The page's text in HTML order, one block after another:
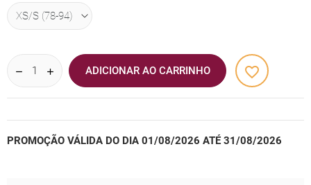
ADICIONAR AO CARRINHO favorite_border
PROMOÇÃO VÁLIDA DO DIA 01/08/2026 ATÉ 31/08/2026